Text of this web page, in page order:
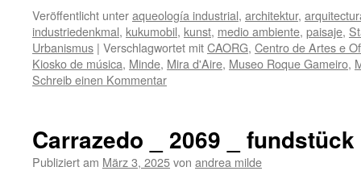
Veröffentlicht unteraqueología industrial, architektur,
industriedenkmal, kukumobil, kunst, medio ambiente, paisaje,
Urbanismus | Verschlagwortet mitCAORG, Centro de Artes e
Kiosko de música, Minde, Mira d'Aire, Museo Roque Gameiro,
Schreib einen Kommentar
Carrazedo _ 2069 _ fundstück
Publiziert am März 3, 2025von andrea milde